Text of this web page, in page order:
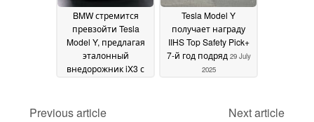
Supercharging на
Model X16 August 2025
BMW стремится
превзойти Tesla
Model Y, предлагая
эталонный
внедорожник iX3 с
комфортом Neue
Tesla Model Y
получает награду
IIHS Top Safety Pick+
7-й год подряд 29 July
2025
Previous article
Next article